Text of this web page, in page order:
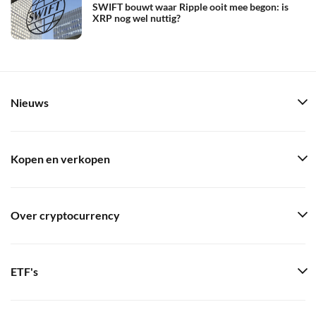
SWIFT bouwt waar Ripple ooit mee begon: is
XRP nog wel nuttig?
Nieuws
Kopen en verkopen
Over cryptocurrency
ETF's